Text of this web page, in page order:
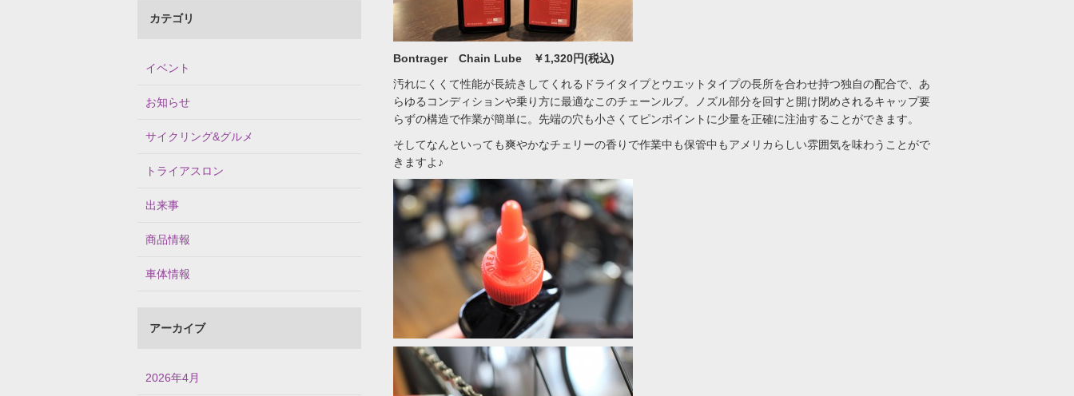
Bontrager Chain Lube ￥1,320円(税込)
汚れにくくて性能が長続きしてくれるドライタイプとウエットタイプの長所を合わせ持つ独自の配合で、あ
らゆるコンディションや乗り方に最適なこのチェーンルブ。ノズル部分を回すと開け閉めされるキャップ要
らずの構造で作業が簡単に。先端の穴も小さくてピンポイントに少量を正確に注油することができます。
そしてなんといっても爽やかなチェリーの香りで作業中も保管中もアメリカらしい雰囲気を味わうことがで
きますよ♪
カテゴリ
イベント
お知らせ
サイクリング&グルメ
トライアスロン
出来事
商品情報
車体情報
アーカイブ
2026年4月